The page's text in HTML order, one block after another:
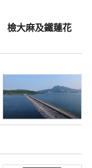
檢大麻及鐵蓮花